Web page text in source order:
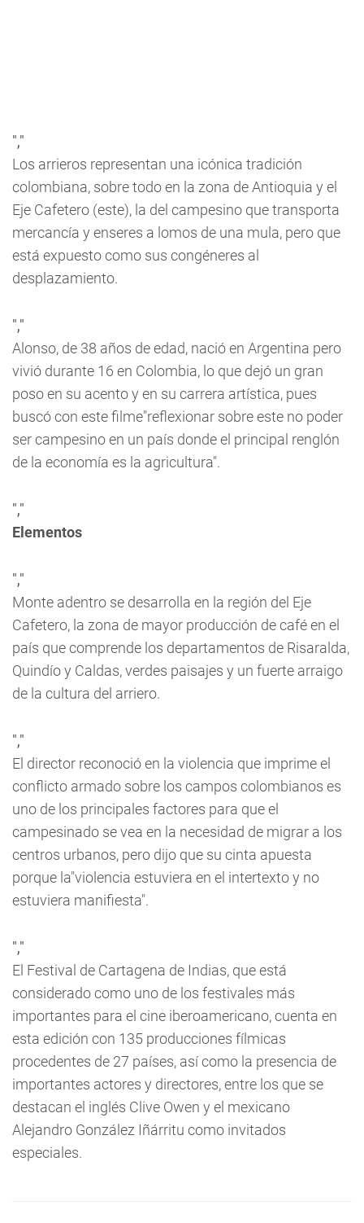
","
Los arrieros representan una icónica tradición
colombiana, sobre todo en la zona de Antioquia y el
Eje Cafetero (este), la del campesino que transporta
mercancía y enseres a lomos de una mula, pero que
está expuesto como sus congéneres al
desplazamiento.
","
Alonso, de 38 años de edad, nació en Argentina pero
vivió durante 16 en Colombia, lo que dejó un gran
poso en su acento y en su carrera artística, pues
buscó con este filme"reflexionar sobre este no poder
ser campesino en un país donde el principal renglón
de la economía es la agricultura".
","
Elementos
","
Monte adentro se desarrolla en la región del Eje
Cafetero, la zona de mayor producción de café en el
país que comprende los departamentos de Risaralda,
Quindío y Caldas, verdes paisajes y un fuerte arraigo
de la cultura del arriero.
","
El director reconoció en la violencia que imprime el
conflicto armado sobre los campos colombianos es
uno de los principales factores para que el
campesinado se vea en la necesidad de migrar a los
centros urbanos, pero dijo que su cinta apuesta
porque la"violencia estuviera en el intertexto y no
estuviera manifiesta".
","
El Festival de Cartagena de Indias, que está
considerado como uno de los festivales más
importantes para el cine iberoamericano, cuenta en
esta edición con 135 producciones fílmicas
procedentes de 27 países, así como la presencia de
importantes actores y directores, entre los que se
destacan el inglés Clive Owen y el mexicano
Alejandro González Iñárritu como invitados
especiales.